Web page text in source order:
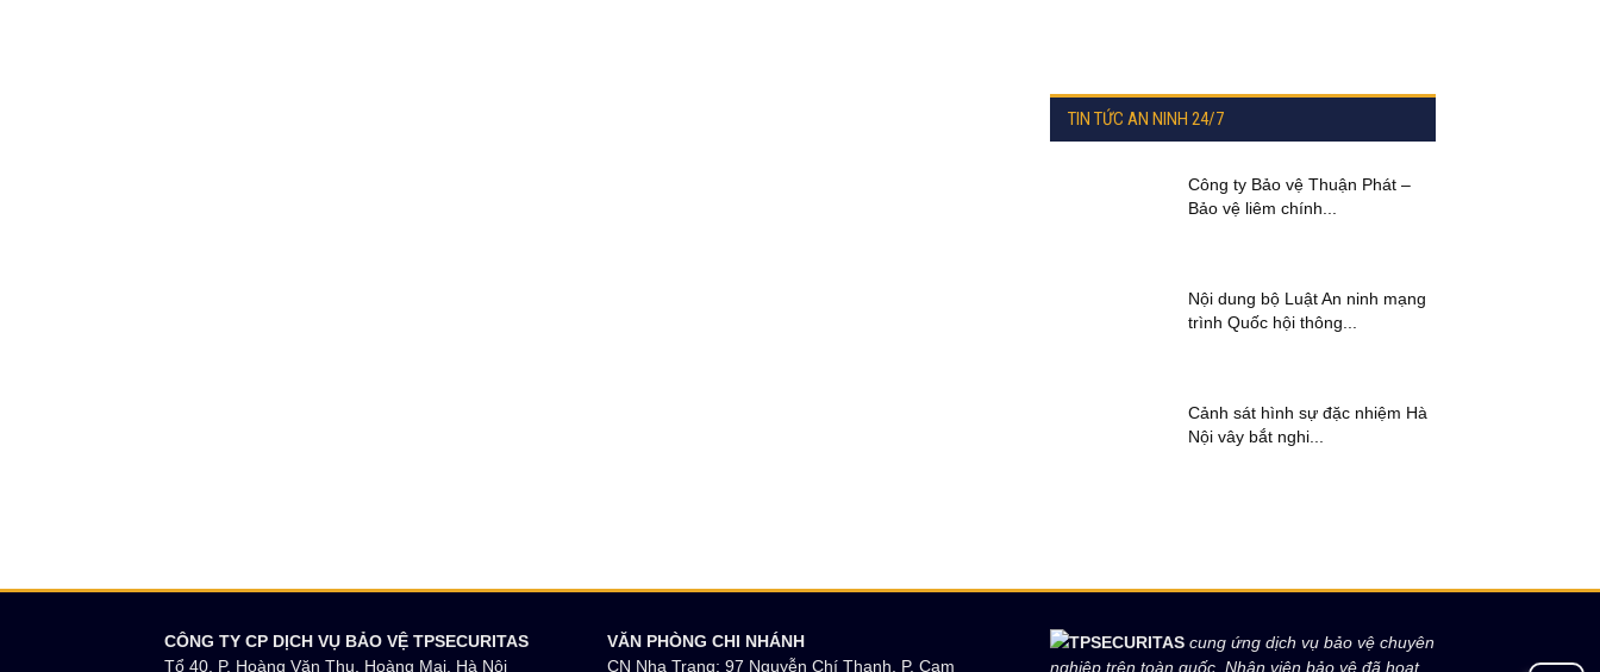
TIN TỨC AN NINH 24/7
Công ty Bảo vệ Thuận Phát –
Bảo vệ liêm chính...
Nội dung bộ Luật An ninh mạng
trình Quốc hội thông...
Cảnh sát hình sự đặc nhiệm Hà
Nội vây bắt nghi...
CÔNG TY CP DỊCH VỤ BẢO VỆ TPSECURITAS
Tổ 40, P. Hoàng Văn Thụ, Hoàng Mai, Hà Nội
VĂN PHÒNG CHI NHÁNH
CN Nha Trang: 97 Nguyễn Chí Thanh, P. Cam
TPSECURITAS cung ứng dịch vụ bảo vệ chuyên
nghiệp trên toàn quốc. Nhân viên bảo vệ đã hoạt